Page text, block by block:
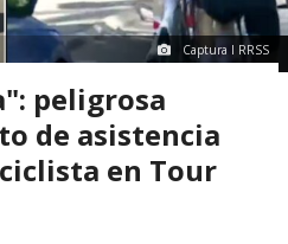
Captura I RRSS
peligrosa
de asistencia
en Tour